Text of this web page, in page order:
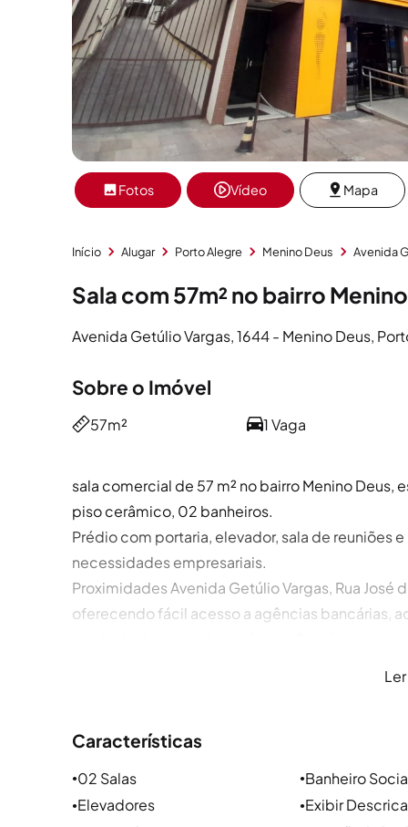
Fotos Vídeo Mapa
Início Alugar Porto Alegre Menino Deus Avenida
Sala com 57m² no bairro
Avenida Getúlio Vargas, 1644 - Menino Deus,
Sobre o Imóvel
57m² 1 Vaga
sala comercial de 57 m² no bairro Menino Deus,
piso cerâmico, 02 banheiros.
Prédio com portaria, elevador, sala de reuniões
necessidades empresariais.
Proximidades Avenida Getúlio Vargas, Rua José
oferecendo fácil acesso a agências bancárias,
Localização e arredores
Érico Veríssimo, Av. Getúlio Vargas, Rua José de
Características
●02 Salas ●Banheiro
●Elevadores ●Exibir